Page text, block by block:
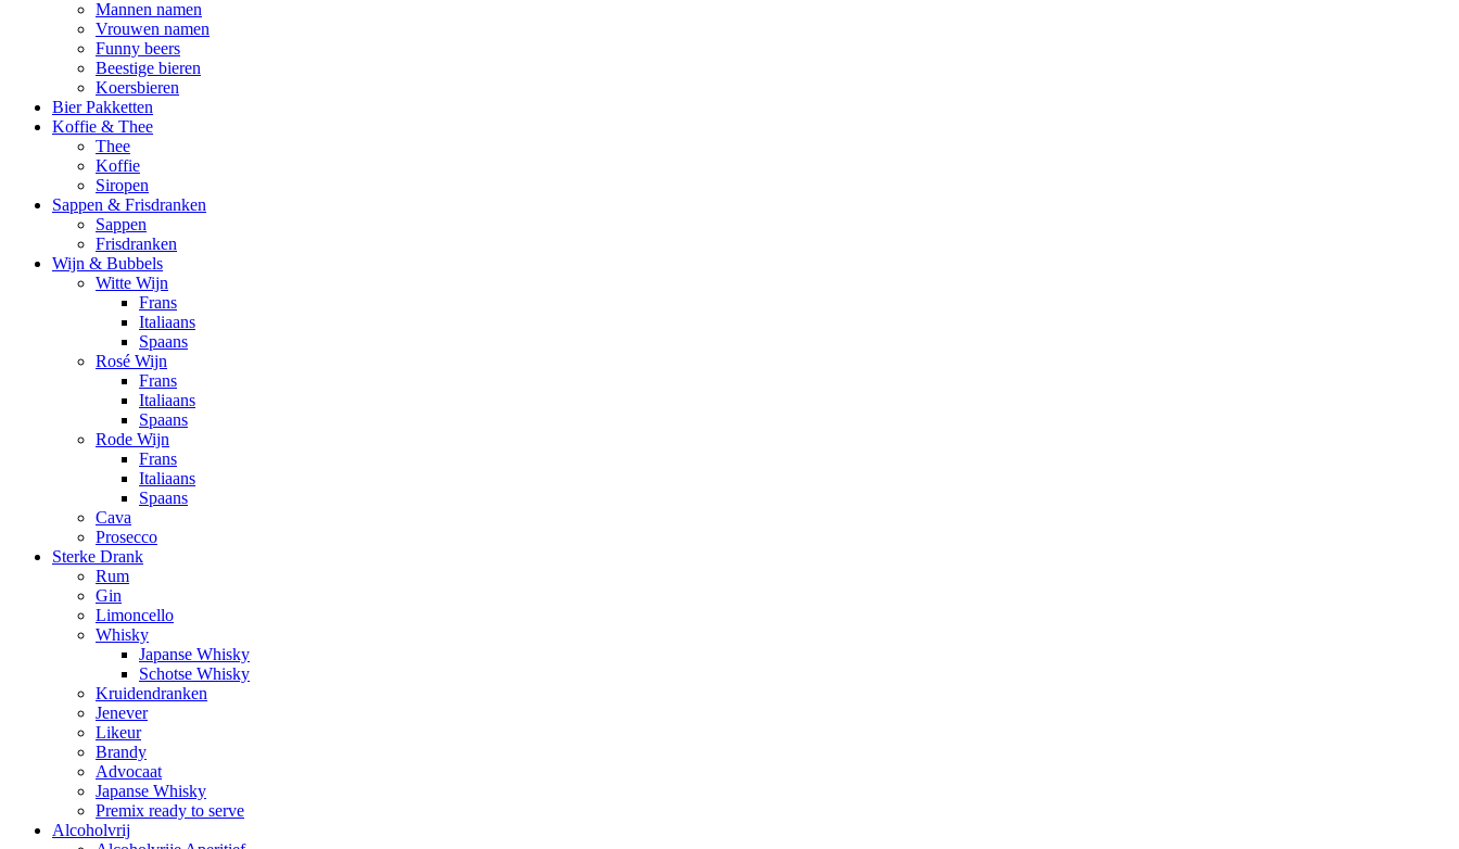
Mannen namen
Vrouwen namen
Funny beers
Beestige bieren
Koersbieren
Bier Pakketten
Koffie & Thee
Thee
Koffie
Siropen
Sappen & Frisdranken
Sappen
Frisdranken
Wijn & Bubbels
Witte Wijn
Frans
Italiaans
Spaans
Rosé Wijn
Frans
Italiaans
Spaans
Rode Wijn
Frans
Italiaans
Spaans
Cava
Prosecco
Sterke Drank
Rum
Gin
Limoncello
Whisky
Japanse Whisky
Schotse Whisky
Kruidendranken
Jenever
Likeur
Brandy
Advocaat
Japanse Whisky
Premix ready to serve
Alcoholvrij